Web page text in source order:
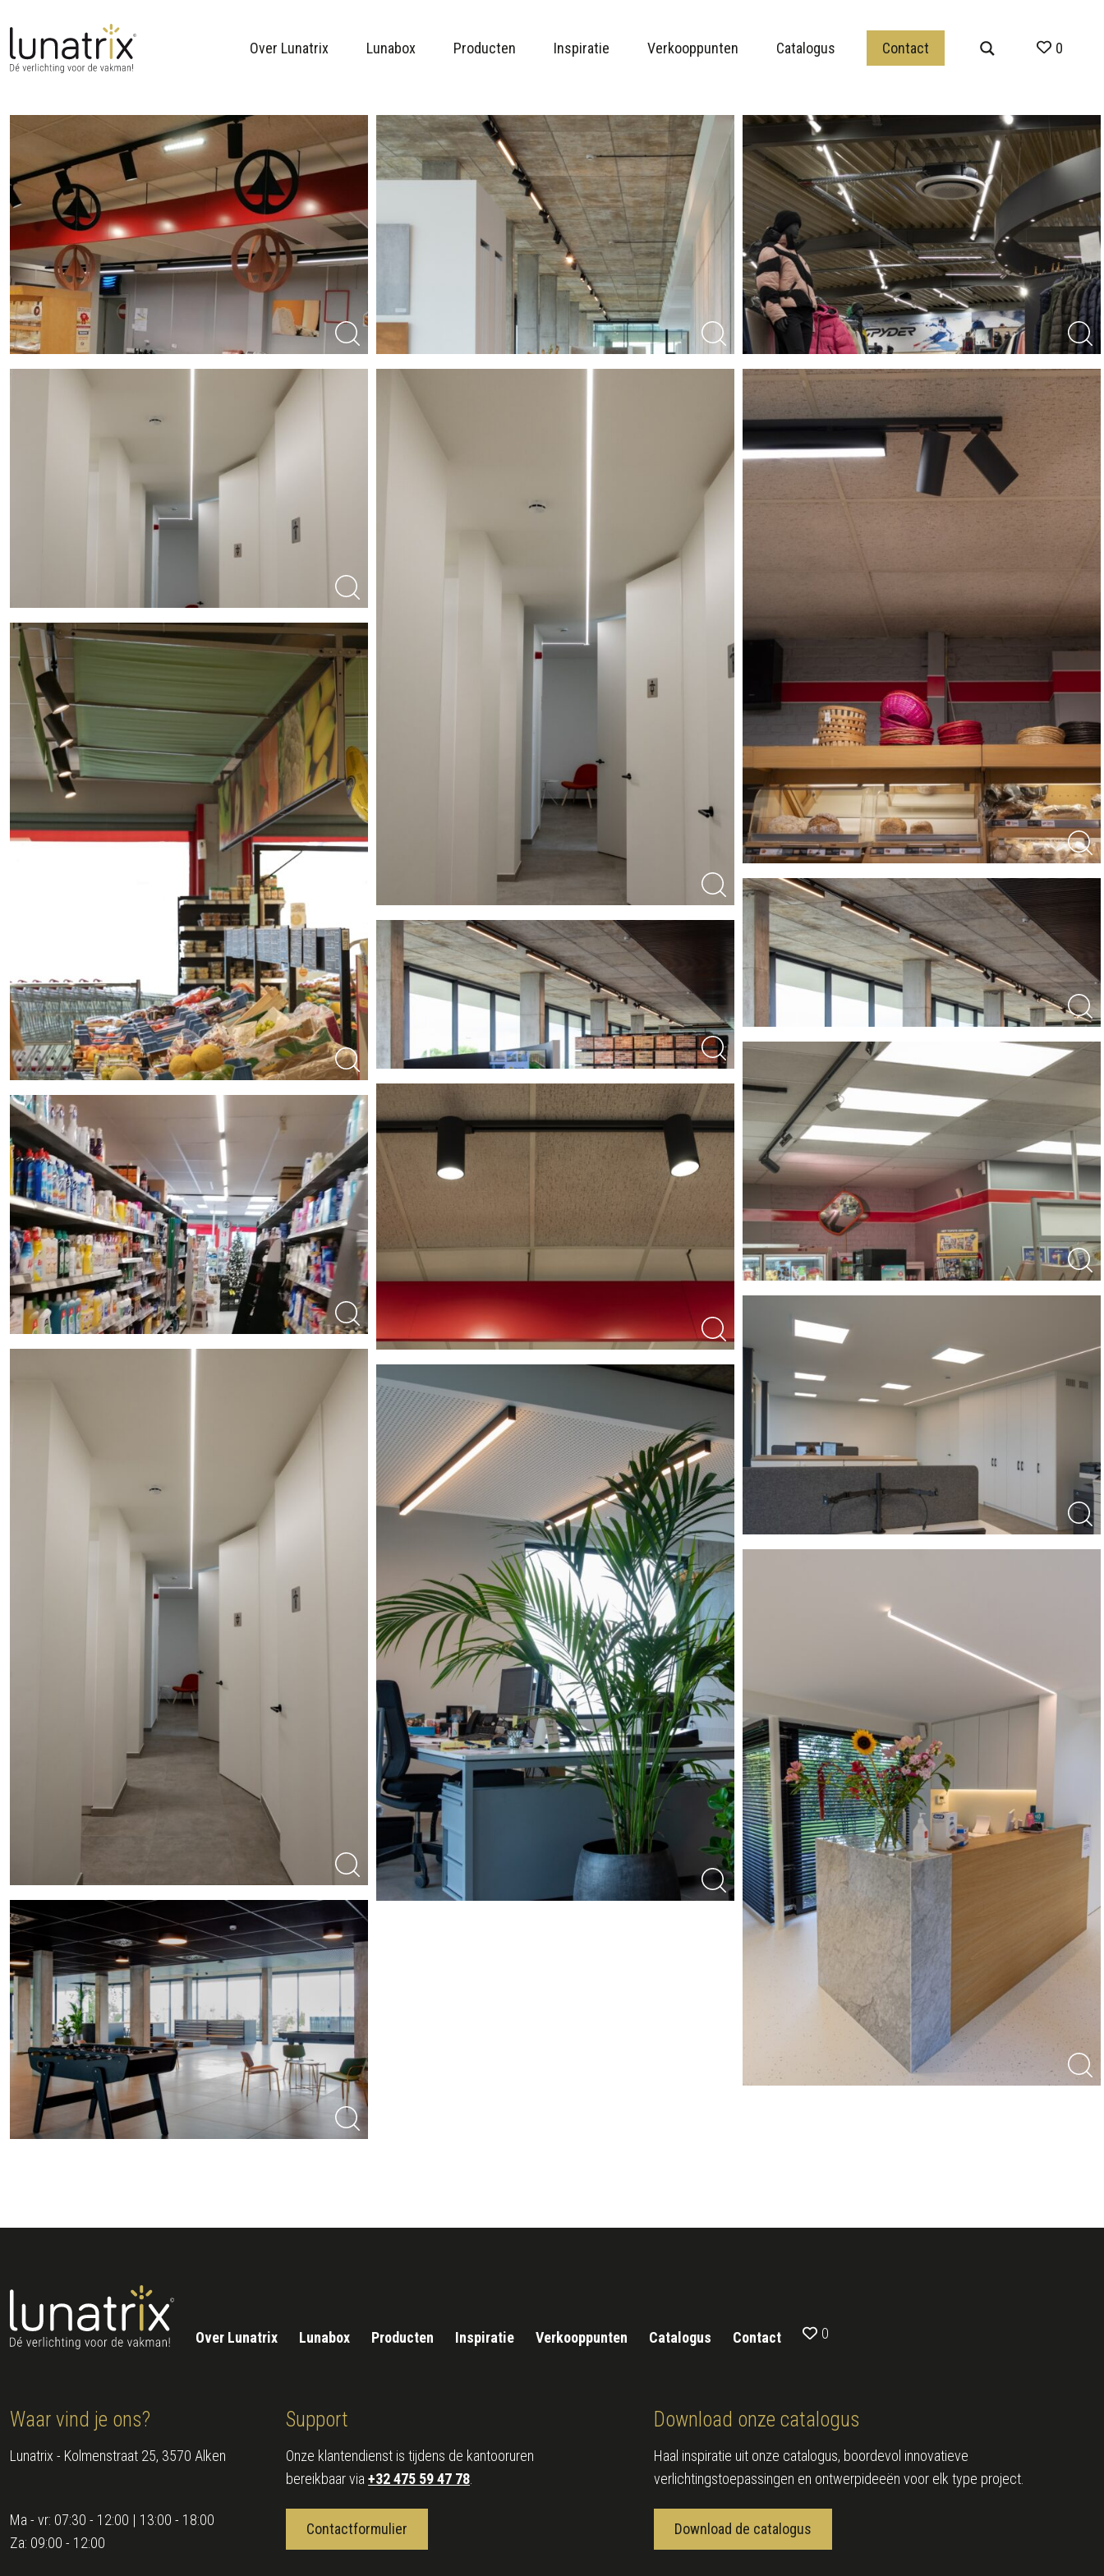
Over Lunatrix Lunabox Producten Inspiratie Verkooppunten Catalogus Contact 0
Over Lunatrix Lunabox Producten Inspiratie Verkooppunten Catalogus Contact 0
Waar vind je ons?
Lunatrix - Kolmenstraat 25, 3570 Alken
Ma - vr: 07:30 - 12:00 | 13:00 - 18:00
Za: 09:00 - 12:00
Support
Onze klantendienst is tijdens de kantooruren
bereikbaar via+32 475 59 47 78.
Contactformulier
Download onze catalogus
Haal inspiratie uit onze catalogus, boordevol innovatieve
verlichtingstoepassingen en ontwerpideeën voor elk type project.
Download de catalogus